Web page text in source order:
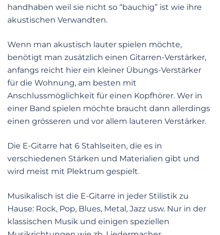
handhaben weil sie nicht so “bauchig” ist wie ihre
akustischen Verwandten.
Wenn man akustisch lauter spielen möchte,
benötigt man zusätzlich einen Gitarren-Verstärker,
anfangs reicht hier ein kleiner Übungs-Verstärker
für die Wohnung, am besten mit
Anschlussmöglichkeit für einen Kopfhörer. Wer in
einer Band spielen möchte braucht dann allerdings
einen grösseren und vor allem lauteren Verstärker.
Die E-Gitarre hat 6 Stahlseiten, die es in
verschiedenen Stärken und Materialien gibt und
wird meist mit Plektrum gespielt.
Musikalisch ist die E-Gitarre in jeder Stilistik zu
Hause: Rock, Pop, Blues, Metal, Jazz usw. Nur in der
klassischen Musik und einigen speziellen